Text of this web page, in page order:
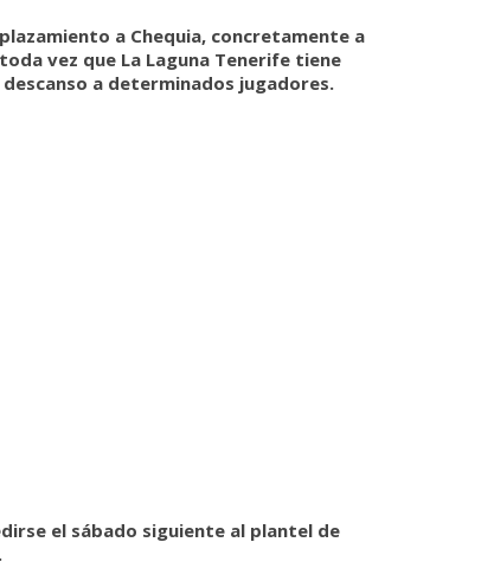
a Chequia, concretamente a
vez que La Laguna Tenerife tiene
a determinados jugadores.
el sábado siguiente al plantel de